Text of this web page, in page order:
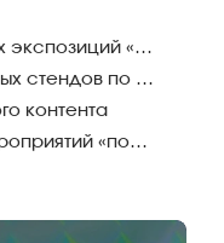
Организация выставочных экспозиций «под ключ»
Строительство выставочных стендов по всему миру
контента
Организация деловых мероприятий «под ключ»